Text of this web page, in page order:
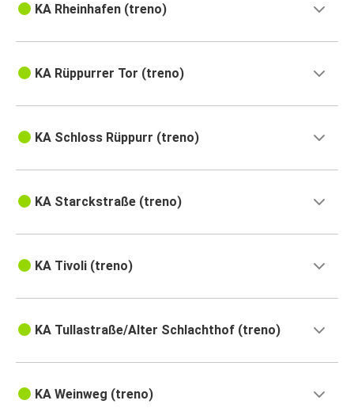
KA Rheinhafen (treno)
KA Rüppurrer Tor (treno)
KA Schloss Rüppurr (treno)
KA Starckstraße (treno)
KA Tivoli (treno)
KA Tullastraße/Alter Schlachthof (treno)
KA Weinweg (treno)